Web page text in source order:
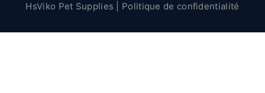
HsViko Pet Supplies
Politique de confidentialité